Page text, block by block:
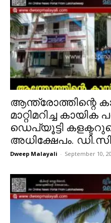
ആന്ത്രോത്തിന്റെ
മാറ്റിമറിച്ച
ഡെപ്യൂട്ടി
അധിക്ഷേപം.
Dweep Malayali - September 10,